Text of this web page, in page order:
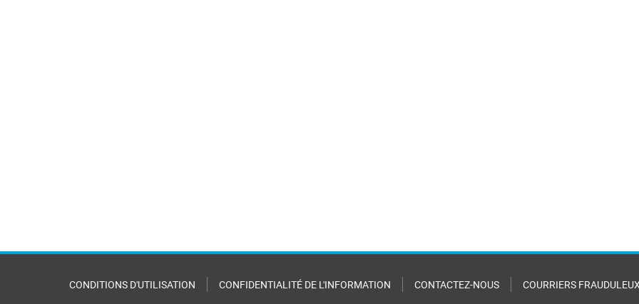
CONDITIONS D'UTILISATION CONFIDENTIALITÉ DE L'INFORMATION CONTACTEZ-NOUS COURRIERS